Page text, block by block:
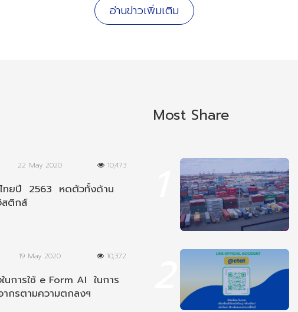
อ่านข่าวเพิ่มเติม
22 May 2020 10,473
ทยปี 2563 หดตัวทั้งด้าน
สติกส์
19 May 2020 10,372
นการใช้ e Form AI ในการ
กรตามความตกลงฯ
Most Share